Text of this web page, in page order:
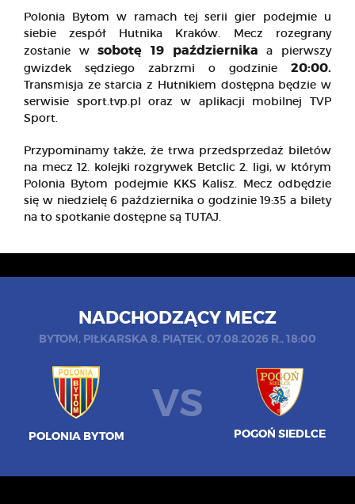
Polonia Bytom w ramach tej serii gier podejmie u
siebie zespół Hutnika Kraków. Mecz rozegrany
zostanie wsobotę 19 października a pierwszy
gwizdek sędziego zabrzmi o godzinie 20:00.
Transmisja ze starcia z Hutnikiem dostępna będzie w
serwisie sport.tvp.pl oraz w aplikacji mobilnej TVP
Sport.
Przypominamy także, że trwa przedsprzedaż biletów
na mecz 12. kolejki rozgrywek Betclic 2. ligi, w którym
Polonia Bytom podejmie KKS Kalisz. Mecz odbędzie
się w niedzielę 6 października o godzinie 19:35 a bilety
na to spotkanie dostępne są TUTAJ.
NADCHODZĄCY MECZ
BYTOM, PIŁKARSKA 8. PIĄTEK, 07.08.2026 R., 18:00
POLONIA BYTOM
VS
POGOŃ SIEDLCE